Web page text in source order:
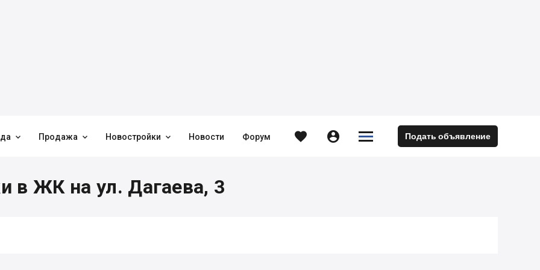
 Продажа  Новостройки  Новости Форум   

 Подать объявление
в ЖК на ул. Дагаева, 3